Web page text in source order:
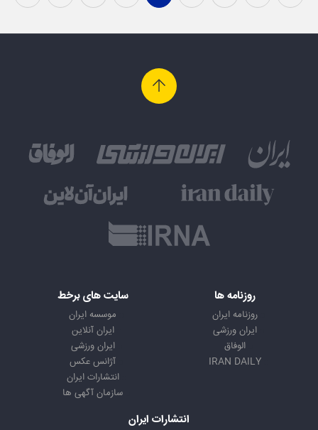
روزنامه ها
روزنامه ایران
ایران ورزشی
الوفاق
IRAN DAILY
سایت های برخط
موسسه ایران
ایران آنلاین
ایران ورزشی
آژانس عکس
انتشارات ایران
سازمان آگهی ها
انتشارات ایران